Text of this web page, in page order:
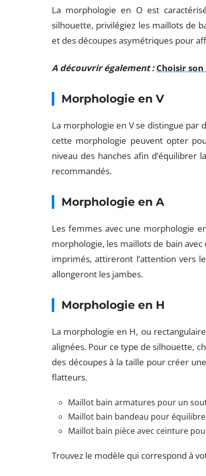
La morphologie en O est
silhouette, privilégiez les maillots de
et des découpes asymétriques pour
A découvrir également : Choisir
Morphologie en V
La morphologie en V se distingue par
cette morphologie peuvent opter
niveau des hanches afin d’équilibrer
recommandés.
Morphologie en A
Les femmes avec une morphologie
morphologie, les maillots de bain
imprimés, attireront l’attention vers
allongeront les jambes.
Morphologie en H
La morphologie en H, ou
alignées. Pour ce type de silhouette,
des découpes à la taille pour créer
flatteurs.
Maillot bain armatures pour un
Maillot bain bandeau pour
Maillot bain pièce avec ceinture
Trouvez le modèle qui correspond à